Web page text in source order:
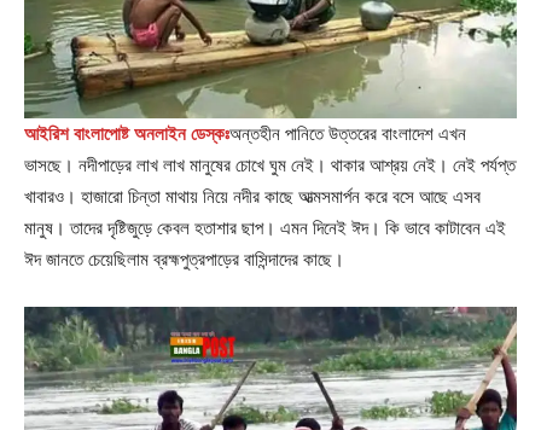
আইরিশ বাংলাপোষ্ট অনলাইন ডেস্কঃঅন্তহীন পানিতে উত্তরের বাংলাদেশ এখন
ভাসছে। নদীপাড়ের লাখ লাখ মানুষের চোখে ঘুম নেই। থাকার আশ্রয় নেই। নেই পর্যপ্ত
খাবারও। হাজারো চিন্তা মাথায় নিয়ে নদীর কাছে আত্মসমার্পন করে বসে আছে এসব
মানুষ। তাদের দৃষ্টিজুড়ে কেবল হতাশার ছাপ। এমন দিনেই ঈদ। কি ভাবে কাটাবেন এই
ঈদ জানতে চেয়েছিলাম ব্রহ্মপুত্রপাড়ের বাসিন্দাদের কাছে।